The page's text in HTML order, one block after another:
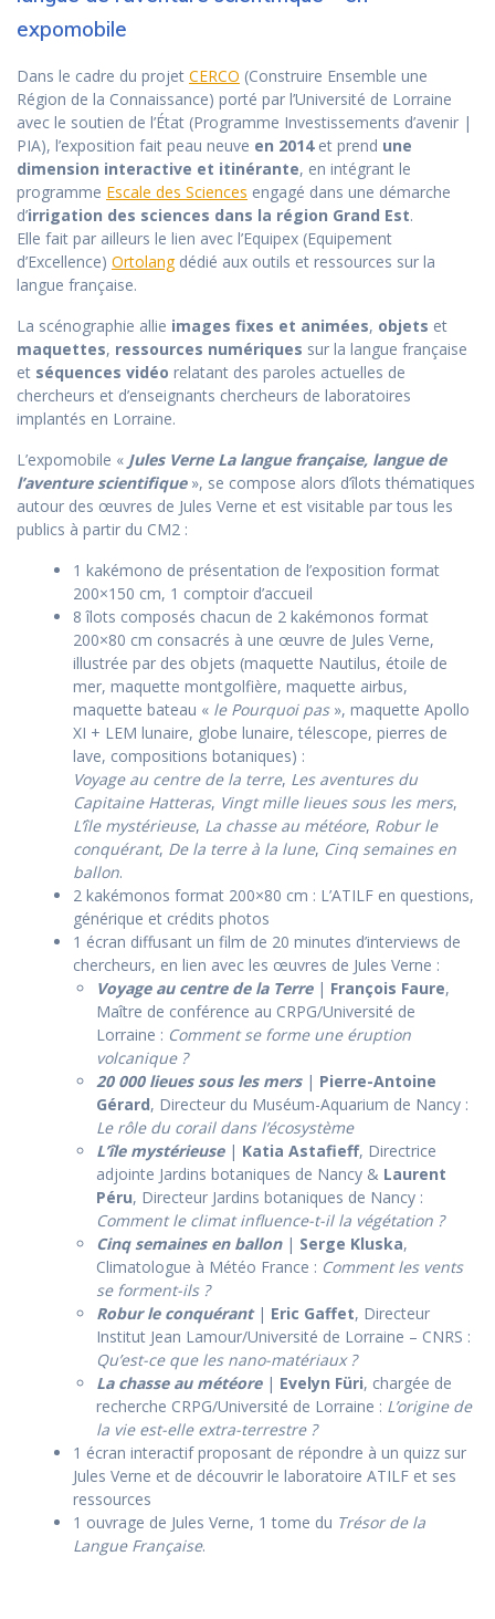
expomobile
Dans le cadre du projet CERCO (Construire Ensemble une
Région de la Connaissance) porté par l’Université de Lorraine
avec le soutien de l’État (Programme Investissements d’avenir |
PIA), l’exposition fait peau neuve en 2014et prend une
dimension interactive et itinérante, en intégrant le
programme Escale des Sciences engagé dans une démarche
d’irrigation des sciences dans la région Grand Est.
Elle fait par ailleurs le lien avec l’Equipex (Equipement
d’Excellence) Ortolangdédié aux outils et ressources sur la
langue française.
La scénographie allie images fixes et animées, objets et
maquettes, ressources numériques sur la langue française
et séquences vidéo relatant des paroles actuelles de
chercheurs et d’enseignants chercheurs de laboratoires
implantés en Lorraine.
L’expomobile « Jules Verne La langue française, langue de
l’aventure scientifique», se compose alors d’îlots thématiques
autour des œuvres de Jules Verne et est visitable par tous les
publics à partir du CM2 :
1 kakémono de présentation de l’exposition format
200×150 cm, 1 comptoir d’accueil
8 îlots composés chacun de 2 kakémonos format
200×80 cm consacrés à une œuvre de Jules Verne,
illustrée par des objets (maquette Nautilus, étoile de
mer, maquette montgolfière, maquette airbus,
maquette bateau « le Pourquoi pas», maquette Apollo
XI + LEM lunaire, globe lunaire, télescope, pierres de
lave, compositions botaniques) :
Voyage au centre de la terre, Les aventures du
Capitaine Hatteras, Vingt mille lieues sous les mers,
L’île mystérieuse, La chasse au météore, Robur le
conquérant, De la terre à la lune, Cinq semaines en
ballon.
2 kakémonos format 200×80 cm : L’ATILF en questions,
générique et crédits photos
1 écran diffusant un film de 20 minutes d’interviews de
chercheurs, en lien avec les œuvres de Jules Verne :
Voyage au centre de la Terre| François Faure,
Maître de conférence au CRPG/Université de
Lorraine : Comment se forme une éruption
volcanique ?
20 000 lieues sous les mers| Pierre-Antoine
Gérard, Directeur du Muséum-Aquarium de Nancy :
Le rôle du corail dans l’écosystème
L’île mystérieuse| Katia Astafieff, Directrice
adjointe Jardins botaniques de Nancy & Laurent
Péru, Directeur Jardins botaniques de Nancy :
Comment le climat influence-t-il la végétation ?
Cinq semaines en ballon| Serge Kluska,
Climatologue à Météo France : Comment les vents
se forment-ils ?
Robur le conquérant| Eric Gaffet, Directeur
Institut Jean Lamour/Université de Lorraine – CNRS :
Qu’est-ce que les nano-matériaux ?
La chasse au météore| Evelyn Füri, chargée de
recherche CRPG/Université de Lorraine : L’origine de
la vie est-elle extra-terrestre ?
1 écran interactif proposant de répondre à un quizz sur
Jules Verne et de découvrir le laboratoire ATILF et ses
ressources
1 ouvrage de Jules Verne, 1 tome du Trésor de la
Langue Française.